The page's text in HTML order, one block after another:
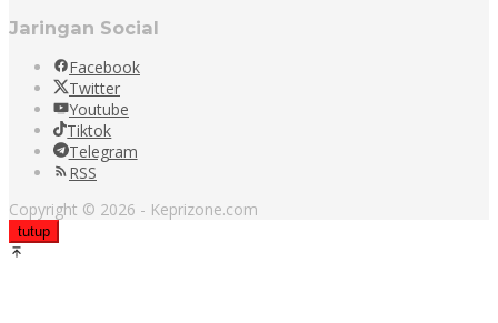
Jaringan Social
Facebook
Twitter
Youtube
Tiktok
Telegram
RSS
Copyright © 2026 - Keprizone.com
tutup